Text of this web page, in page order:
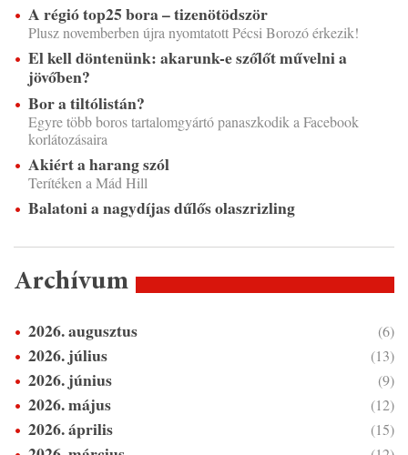
A régió top25 bora – tizenötödször
Plusz novemberben újra nyomtatott Pécsi Borozó érkezik!
El kell döntenünk: akarunk-e szőlőt művelni a
jövőben?
Bor a tiltólistán?
Egyre több boros tartalomgyártó panaszkodik a Facebook
korlátozásaira
Akiért a harang szól
Terítéken a Mád Hill
Balatoni a nagydíjas dűlős olaszrizling
Archívum
2026. augusztus (6)
2026. július (13)
2026. június (9)
2026. május (12)
2026. április (15)